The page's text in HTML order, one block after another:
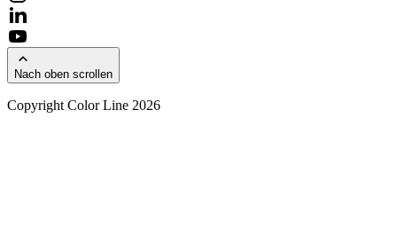
Nach oben scrollen
Copyright Color Line 2026